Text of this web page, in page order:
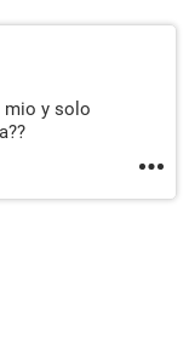
mio y solo